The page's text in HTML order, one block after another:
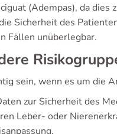
(Adempas), da
Sicherheit des
Fällen unüberlegbar.
sein, wenn es um die
zur Sicherheit des
Leber- oder